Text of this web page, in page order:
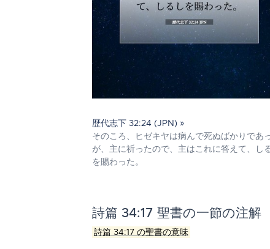
歴代志下 32:24 (JPN) »
そのころ、ヒゼキヤは病んで死ぬばかりであ
が、主に祈ったので、主はこれに答えて、し
を賜わった。
詩篇 34:17 聖書の一節の注解
詩篇 34:17 の聖書の意味